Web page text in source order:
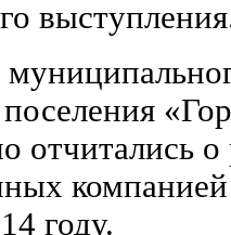
поселения
отчитались
году.